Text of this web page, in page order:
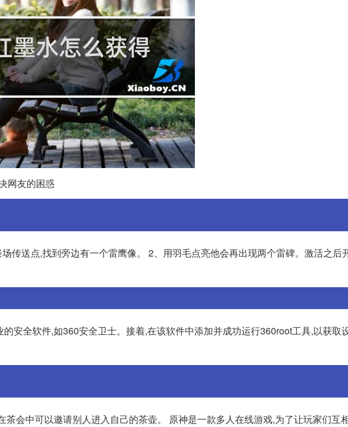
网友的困惑
传送点,找到旁边有一个雷鹰像。 2、用羽毛点亮他会再出现两个雷碑。激活之后
安全软件,如360安全卫士。接着,在该软件中添加并成功运行360root工具,以获取
茶会中可以邀请别人进入自己的茶壶。 原神是一款多人在线游戏,为了让玩家们互